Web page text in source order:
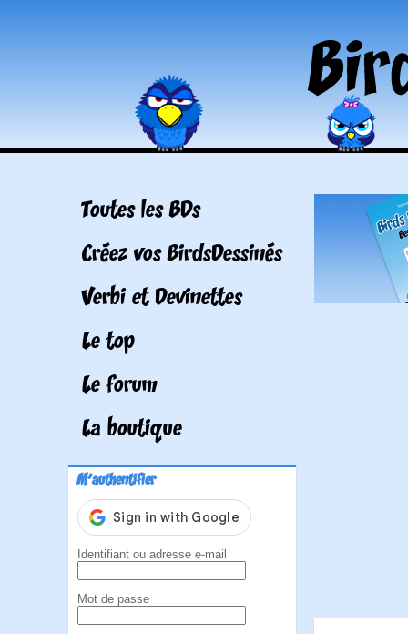
Toutes les BDs
Créez vos BirdsDessinés
Verbi et Devinettes
Le top
Le forum
La boutique
M'authentifier
Identifiant ou adresse e-mail
Mot de passe